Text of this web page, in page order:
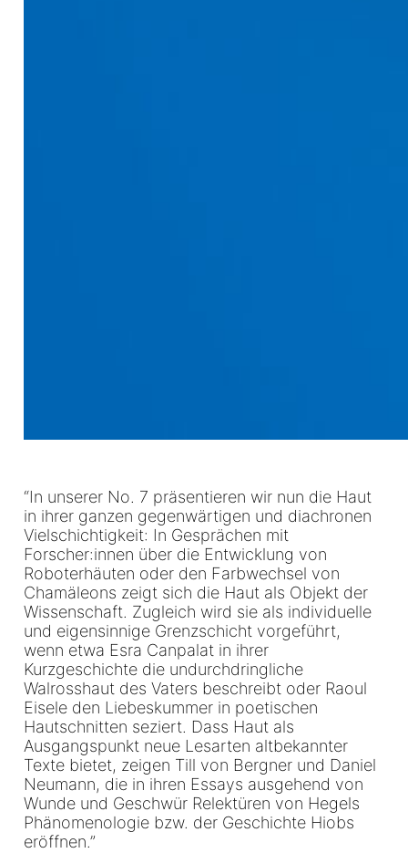
“In unserer No. 7 präsentieren wir nun die Haut
in ihrer ganzen gegenwärtigen und diachronen
Vielschichtigkeit: In ­Gesprächen mit
Forscher:innen über die Entwicklung von
Roboterhäuten oder den Farbwechsel von
Chamäleons zeigt sich die Haut als Objekt der
Wissenschaft. Zugleich wird sie als individuelle
und eigensinnige Grenzschicht vorgeführt,
wenn etwa Esra ­Canpalat in ihrer
Kurzgeschichte die undurchdringliche
Walrosshaut des Vaters beschreibt oder Raoul
Eisele den Liebeskummer in ­poetischen
Hautschnitten seziert. Dass Haut als
Ausgangspunkt neue Lesarten altbekannter
Texte bietet, zeigen Till von ­Bergner und Daniel
Neumann, die in ihren Essays ausgehend von
Wunde und Geschwür Relektüren von Hegels
Phänomen­o­logie bzw. der Geschichte Hiobs
eröffnen.”